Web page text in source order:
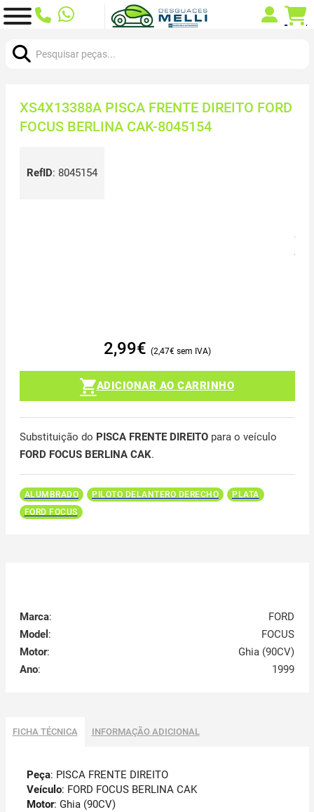
XS4X13388A PISCA FRENTE DIREITO FORD
FOCUS BERLINA CAK-8045154
RefID: 8045154
2,99€ 2,47€
ADICIONAR AO CARRINHO
Substituição do PISCA FRENTE DIREITOpara o veículo
FORD FOCUS BERLINA CAK.
ALUMBRADO PILOTO DELANTERO DERECHO
PLATA
FORD FOCUS
Marca:
FORD
Model :
FOCUS
Motor:
Ghia (90CV)
Ano: 1999
FICHA TÉCNICA INFORMAÇÃO ADICIONAL
Peça: PISCA FRENTE DIREITO
Veículo: FORD FOCUS BERLINA CAK
Motor: Ghia (90CV)